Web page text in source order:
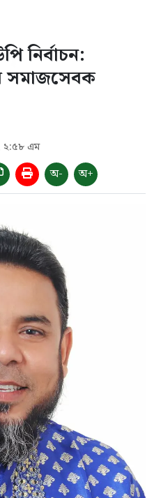
নির্বাচন:
সমাজসেবক
২:৫৮ এম
অ- অ+